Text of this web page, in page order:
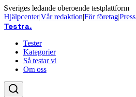
Sveriges ledande oberoende testplattform
Hjälpcenter|Vår redaktion|För företag|Press
Testra.
Tester
Kategorier
Så testar vi
Om oss